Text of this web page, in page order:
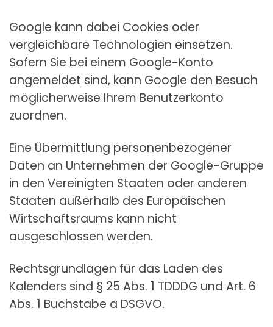
Google kann dabei Cookies oder
vergleichbare Technologien einsetzen.
Sofern Sie bei einem Google-Konto
angemeldet sind, kann Google den Besuch
möglicherweise Ihrem Benutzerkonto
zuordnen.
Eine Übermittlung personenbezogener
Daten an Unternehmen der Google-Gruppe
in den Vereinigten Staaten oder anderen
Staaten außerhalb des Europäischen
Wirtschaftsraums kann nicht
ausgeschlossen werden.
Rechtsgrundlagen für das Laden des
Kalenders sind § 25 Abs. 1 TDDDG und Art. 6
Abs. 1 Buchstabe a DSGVO.